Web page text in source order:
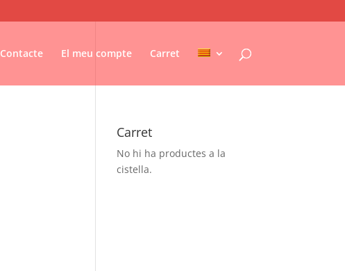
Contacte El meu compte Carret
Carret
No hi ha productes a la
cistella.